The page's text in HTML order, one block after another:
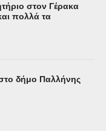
στον Γέρακα
πολλά τα
στο δήμο Παλλήνης